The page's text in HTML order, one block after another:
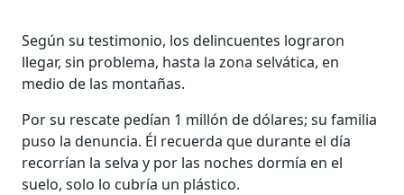
Según su testimonio, los delincuentes lograron
llegar, sin problema, hasta la zona selvática, en
medio de las montañas.
Por su rescate pedían 1 millón de dólares; su familia
puso la denuncia. Él recuerda que durante el día
recorrían la selva y por las noches dormía en el
suelo, solo lo cubría un plástico.